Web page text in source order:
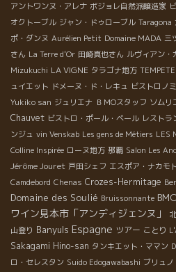
アントワンヌ・アレナ ボジョレ自然派醸造家
オクトーブル ジャン・ドゥローブル Taragona
ポ・ダンヌ Aurélien Petit Domaine MADA 三
さん La Terre d'Or 田崎真也さん ルヴィアン・
Mizukuchi LA VIGNE タラゴナ地方 TEMPETE
ュイエット ドメーヌ・ド・レキュ ビストロノミ
Yukiko san ジュリエナ ＢＭОスタッフ ソムリ
Chauvet ビストロ・ポール・ベール レストラ
ンジュ vin Venskab Les gens de Métiers LES
Colline Inspirée ローヌ地方 那覇 Salon Les
Jérôme Jouret 戸田シェフ エスポア・ナカモ
Camdebord Chenas Crozes-Hermitage
Domaine des Soulié Bruissonnante
ワイン見本市「アンディジェンヌ」
山登り Banyuls Espagne ツアー ことり
Sakagami Hino-san タンキエット・ママン
ロ・セレスタン Suido Edogawabashi ブリュ